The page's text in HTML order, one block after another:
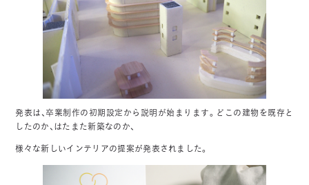
発表は、卒業制作の初期設定から説明が始まります。どこの建物を既存と
したのか、はたまた新築なのか、
様々な新しいインテリアの提案が発表されました。